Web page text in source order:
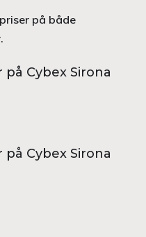
på både
Cybex Sirona
Cybex Sirona